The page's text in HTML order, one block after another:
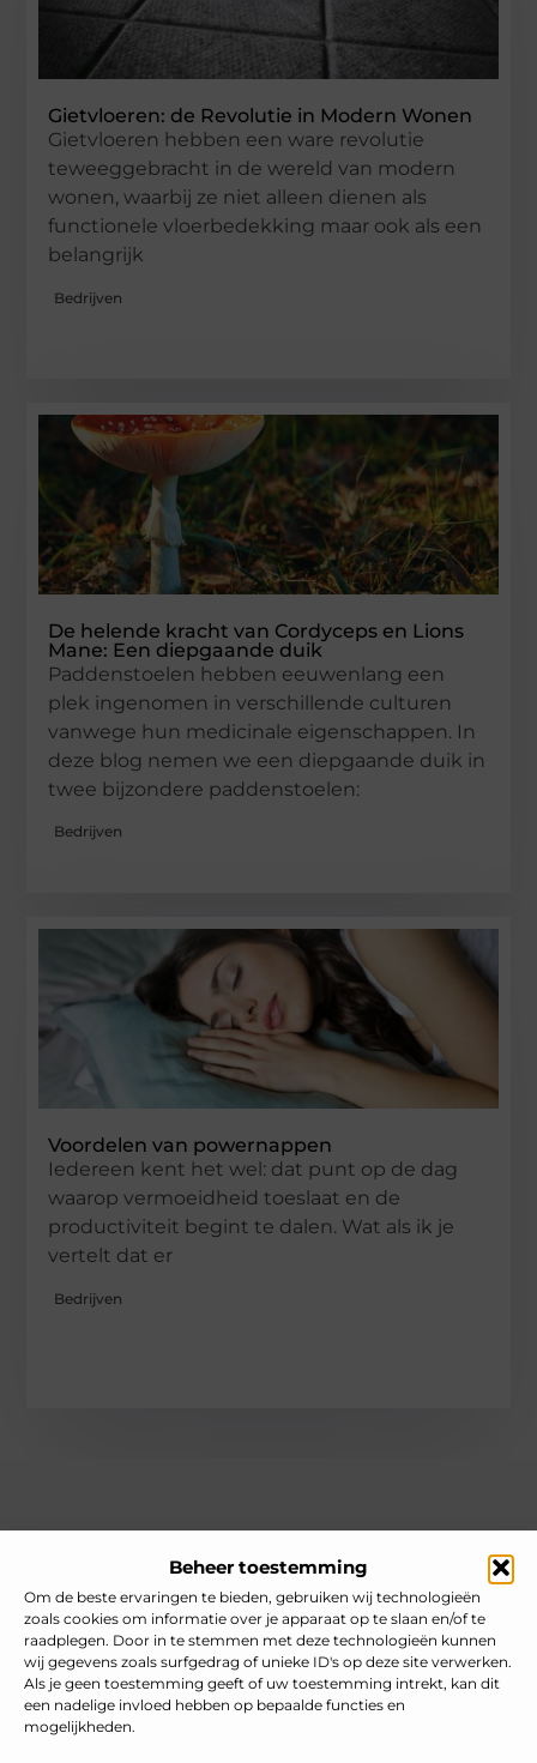
Beheer toestemming
Om de beste ervaringen te bieden, gebruiken wij technologieën
zoals cookies om informatie over je apparaat op te slaan en/of te
raadplegen. Door in te stemmen met deze technologieën kunnen
wij gegevens zoals surfgedrag of unieke ID's op deze site verwerken.
Als je geen toestemming geeft of uw toestemming intrekt, kan dit
een nadelige invloed hebben op bepaalde functies en
mogelijkheden.
Gietvloeren: de Revolutie in Modern Wonen
Gietvloeren hebben een ware revolutie
teweeggebracht in de wereld van modern
wonen, waarbij ze niet alleen dienen als
functionele vloerbedekking maar ook als een
belangrijk
Bedrijven
De helende kracht van Cordyceps en Lions
Mane: Een diepgaande duik
Paddenstoelen hebben eeuwenlang een
plek ingenomen in verschillende culturen
vanwege hun medicinale eigenschappen. In
deze blog nemen we een diepgaande duik in
twee bijzondere paddenstoelen:
Bedrijven
Voordelen van powernappen
Iedereen kent het wel: dat punt op de dag
waarop vermoeidheid toeslaat en de
productiviteit begint te dalen. Wat als ik je
vertelt dat er
Bedrijven
Jouw gids voor inspiratie en tips uit het dagelijks leven.
Ontdek een brede verzameling blogs en artikelen die je helpen
om het meeste uit elke dag te halen, met praktische adviezen
en verrassende inzichten.
Bericht categorie